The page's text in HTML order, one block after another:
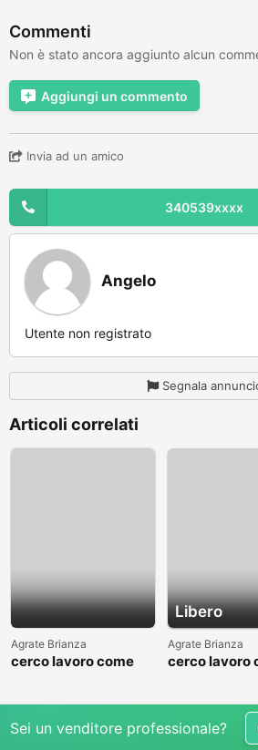
Commenti
Non è stato ancora aggiunto alcun
Aggiungi un commento
Invia ad un amico
340539xxxx
Angelo
Utente non registrato
Segnala
Articoli correlati
Agrate Brianza
cerco lavoro come
Libero
Agrate Brianza
cerco lavoro
Sei un venditore professionale?